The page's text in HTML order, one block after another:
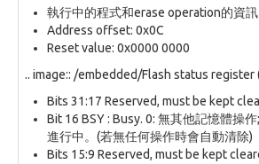
執行中的程式和erase operation的資訊
Address offset: 0x0C
Reset value: 0x0000 0000
.. image:: /embedded/Flash status register
Bits 31:17 Reserved, must be kept
Bit 16 BSY : Busy. 0: 無其他記憶體操
進行中。(若無任何操作時會自動清除)
Bits 15:9 Reserved, must be kept